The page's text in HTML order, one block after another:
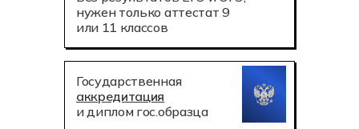
Государственная
аккредитация
и диплом гос.образца
нужен только аттестат 9
или 11 классов